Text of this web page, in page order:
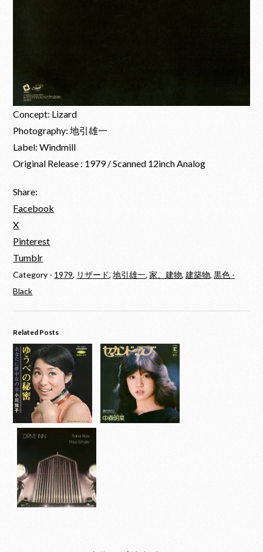
Concept: Lizard
Photography: 地引雄一
Label: Windmill
Original Release : 1979 / Scanned 12inch Analog
Share:
Facebook
X
Pinterest
Tumblr
Category - 1979, リザード,地引雄一,家、建物,建築物,黒色 -
Black
Related Posts